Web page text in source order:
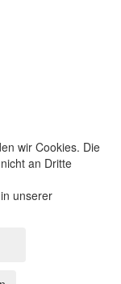
wir Cookies. Die
an Dritte
unserer